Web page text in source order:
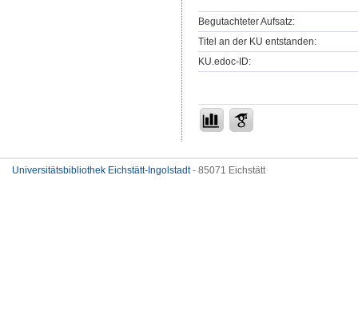
Begutachteter Aufsatz:
Titel an der KU entstanden:
KU.edoc-ID:
Universitätsbibliothek Eichstätt-Ingolstadt- 85071 Eichstätt